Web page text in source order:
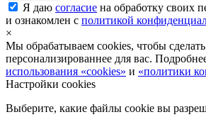
Я даю согласие на обработку своих
и ознакомлен с политикой
×
Мы обрабатываем cookies, чтобы
персонализированнее для вас.
использования «cookies» и «политики
Настройки cookies
Выберите, какие файлы cookie вы